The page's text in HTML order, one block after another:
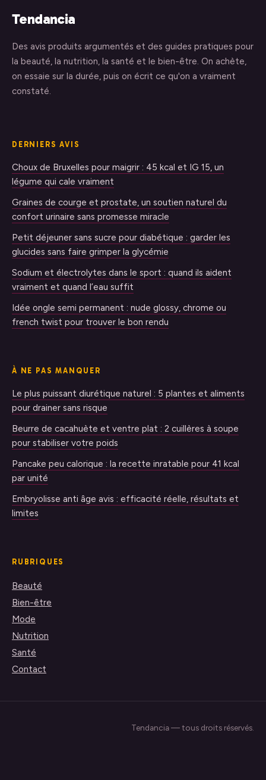
Tendancia
Des avis produits argumentés et des guides pratiques pour
la beauté, la nutrition, la santé et le bien-être. On achète,
on essaie sur la durée, puis on écrit ce qu'on a vraiment
constaté.
DERNIERS AVIS
Choux de Bruxelles pour maigrir : 45 kcal et IG 15, un
légume qui cale vraiment
Graines de courge et prostate, un soutien naturel du
confort urinaire sans promesse miracle
Petit déjeuner sans sucre pour diabétique : garder les
glucides sans faire grimper la glycémie
Sodium et électrolytes dans le sport : quand ils aident
vraiment et quand l’eau suffit
Idée ongle semi permanent : nude glossy, chrome ou
french twist pour trouver le bon rendu
À NE PAS MANQUER
Le plus puissant diurétique naturel : 5 plantes et aliments
pour drainer sans risque
Beurre de cacahuète et ventre plat : 2 cuillères à soupe
pour stabiliser votre poids
Pancake peu calorique : la recette inratable pour 41 kcal
par unité
Embryolisse anti âge avis : efficacité réelle, résultats et
limites
RUBRIQUES
Beauté
Bien-être
Mode
Nutrition
Santé
Contact
Tendancia — tous droits réservés.